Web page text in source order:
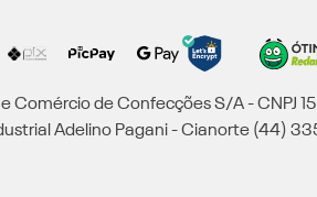
Comércio de Confecções S/A - CNPJ
Adelino Pagani - Cianorte (44)